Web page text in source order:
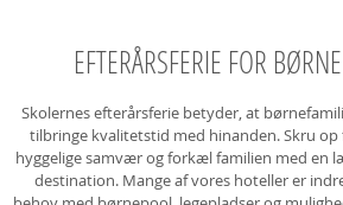
EFTERÅRSFERIE FOR
Skolernes efterårsferie betyder, at
tilbringe kvalitetstid med hinanden. Skru
hyggelige samvær og forkæl familien med en
destination. Mange af vores hoteller er